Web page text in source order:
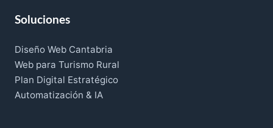
Soluciones
Diseño Web Cantabria
Web para Turismo Rural
Plan Digital Estratégico
Automatización & IA